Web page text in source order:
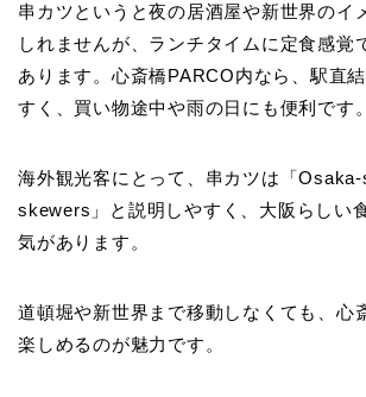
串カツというと夜の居酒屋や新世界のイ
しれませんが、ランチタイムに定食感覚
あります。心斎橋PARCO内なら、駅直
すく、買い物途中や雨の日にも便利です。
海外観光客にとって、串カツは「
skewers」と説明しやすく、大阪らしい
気があります。
道頓堀や新世界まで移動しなくても、心
楽しめるのが魅力です。